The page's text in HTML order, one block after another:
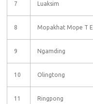
7 Luaksim
8 Mopakhat Mope T E
9 Ngamding
10 Olingtong
11 Ringpong